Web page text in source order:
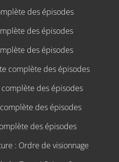
des épisodes
des épisodes
des épisodes
complète des épisodes
complète des épisodes
des épisodes
des épisodes
: Ordre de visionnage